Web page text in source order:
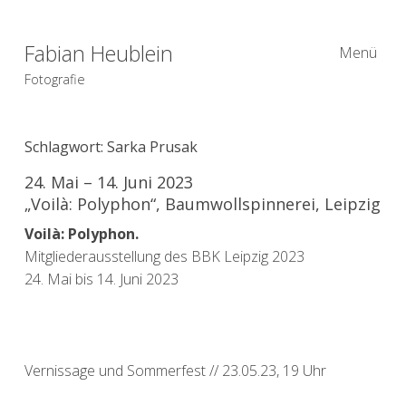
Fabian Heublein
Fotografie
Menü
Schlagwort: Sarka Prusak
24. Mai – 14. Juni 2023
„Voilà: Polyphon“, Baumwollspinnerei, Leipzig
Voilà: Polyphon.
Mitgliederausstellung des BBK Leipzig 2023
24. Mai bis 14. Juni 2023
Vernissage und Sommerfest // 23.05.23, 19 Uhr